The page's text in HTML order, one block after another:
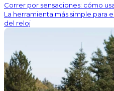
Correr por sensaciones: cómo
La herramienta más simple para
del reloj